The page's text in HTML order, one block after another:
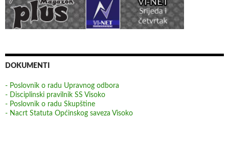
DOKUMENTI
- Poslovnik o radu Upravnog odbora
- Disciplinski pravilnik SS Visoko
- Poslovnik o radu Skupštine
- Nacrt Statuta Općinskog saveza Visoko